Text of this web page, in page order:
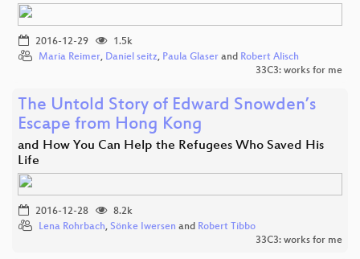
2016-12-29
1.5k
Maria Reimer, Daniel seitz, Paula Glaser and Robert Alisch
33C3: works for me
The Untold Story of Edward Snowden’s
Escape from Hong Kong
and How You Can Help the Refugees Who Saved His
Life
2016-12-28
8.2k
Lena Rohrbach, Sönke Iwersen and Robert Tibbo
33C3: works for me